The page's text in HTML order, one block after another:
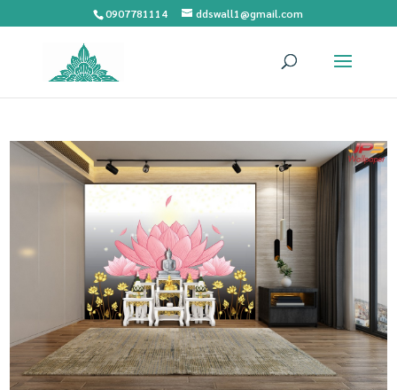
0907781114 ddswall1@gmail.com